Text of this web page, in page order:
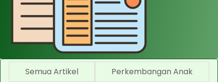
Semua Artikel
Perkembangan Anak